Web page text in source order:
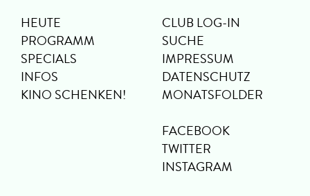
HEUTE
PROGRAMM
SPECIALS
INFOS
KINO SCHENKEN!
CLUB LOG-IN
SUCHE
IMPRESSUM
DATENSCHUTZ
MONATSFOLDER
FACEBOOK
TWITTER
INSTAGRAM